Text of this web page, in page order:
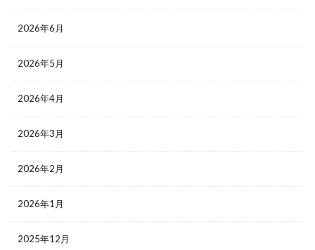
2026年6月
2026年5月
2026年4月
2026年3月
2026年2月
2026年1月
2025年12月